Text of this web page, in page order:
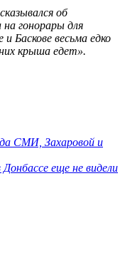
об
гонорары для
Баскове весьма едко
крыша едет».
СМИ, Захаровой и
еще не видели